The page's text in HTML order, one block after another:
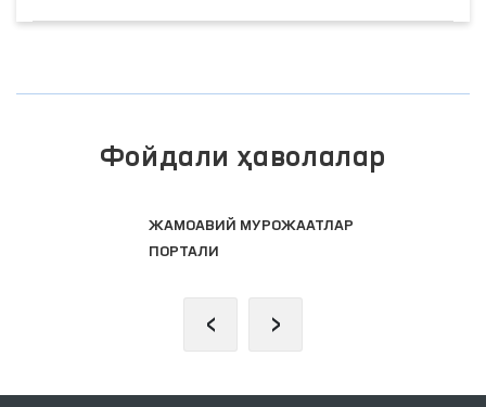
Фойдали ҳаволалар
ПРЕЗИДЕНТНИНГ РАСМИЙ
ВЕБ-САЙТИ
‹ ›